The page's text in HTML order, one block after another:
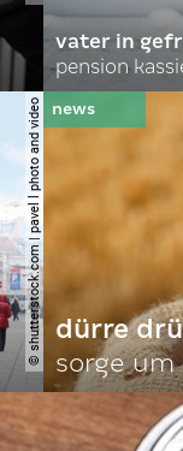
vater in
pension
© shutterstock.com | pavel l photo and video dürre
sorge